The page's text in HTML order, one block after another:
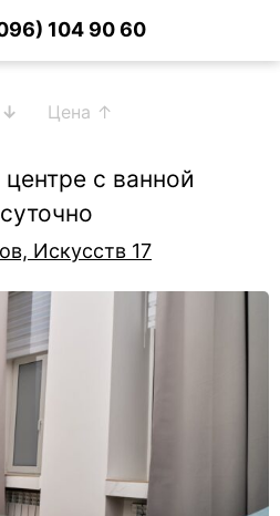
в Харькове
104 90 60
↓
Цена ↑
с ванной
Искусств 17